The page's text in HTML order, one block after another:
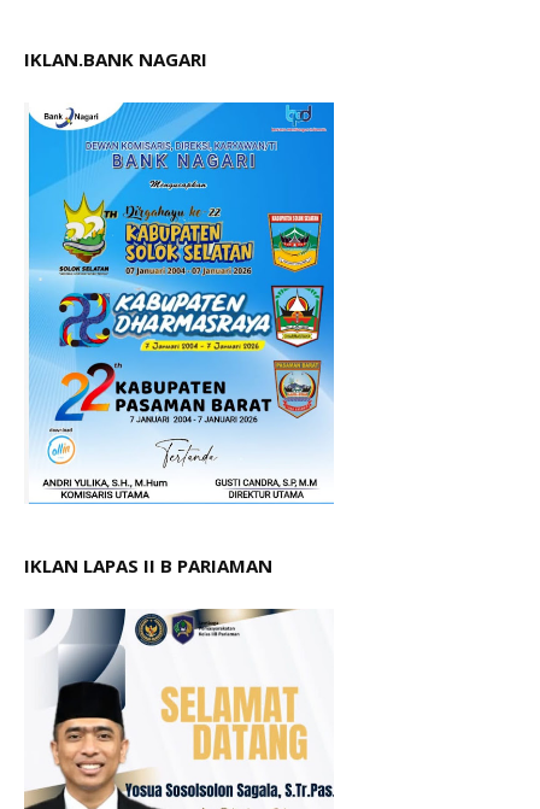
IKLAN.BANK NAGARI
IKLAN LAPAS II B PARIAMAN